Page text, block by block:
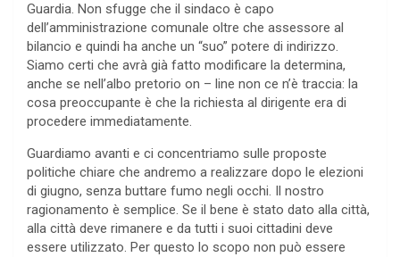
Guardia. Non sfugge che il sindaco è capo
dell’amministrazione comunale oltre che assessore al
bilancio e quindi ha anche un “suo” potere di indirizzo.
Siamo certi che avrà già fatto modificare la determina,
anche se nell’albo pretorio on – line non ce n’è traccia: la
cosa preoccupante è che la richiesta al dirigente era di
procedere immediatamente.
Guardiamo avanti e ci concentriamo sulle proposte
politiche chiare che andremo a realizzare dopo le elezioni
di giugno, senza buttare fumo negli occhi. Il nostro
ragionamento è semplice. Se il bene è stato dato alla città,
alla città deve rimanere e da tutti i suoi cittadini deve
essere utilizzato. Per questo lo scopo non può essere